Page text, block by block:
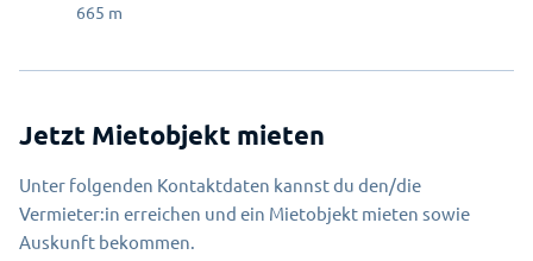
665 m
Jetzt Mietobjekt mieten
Unter folgenden Kontaktdaten kannst du den/die
Vermieter:in erreichen und ein Mietobjekt mieten sowie
Auskunft bekommen.